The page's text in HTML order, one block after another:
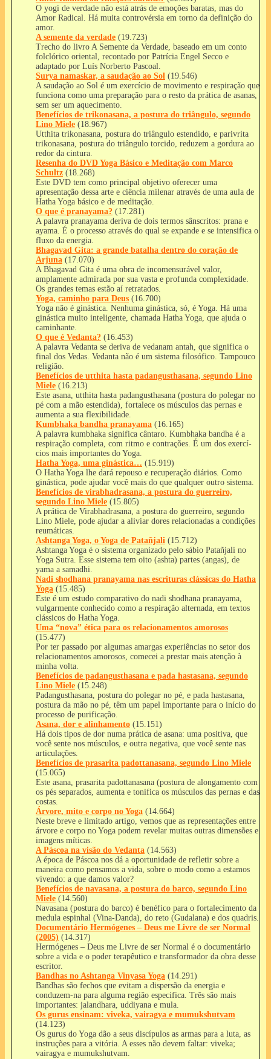
O yogi de verdade não está atrás de emoções baratas, mas do
Amor Radical. Há muita controvérsia em torno da definição do
amor.
A semente da verdade (19.723)
Trecho do livro A Semente da Verdade, baseado em um conto
folclórico oriental, recontado por Patrícia Engel Secco e
adaptado por Luís Norberto Pascoal.
Surya namaskar, a saudação ao Sol (19.546)
A saudação ao Sol é um exercício de movimento e respiração que
funciona como uma preparação para o resto da prática de asanas,
sem ser um aquecimento.
Benefícios de trikonasana, a postura do triângulo, segundo
Lino Miele (18.967)
Utthita trikonasana, postura do triângulo estendido, e parivrita
trikonasana, postura do triângulo torcido, reduzem a gordura ao
redor da cintura.
Resenha do DVD Yoga Básico e Meditação com Marco
Schultz (18.268)
Este DVD tem como principal objetivo oferecer uma
apresentação dessa arte e ciência milenar através de uma aula de
Hatha Yoga básico e de meditação.
O que é pranayama? (17.281)
A palavra pranayama deriva de dois termos sânscritos: prana e
ayama. É o processo através do qual se expande e se intensifica o
fluxo da energia.
Bhagavad Gita: a grande batalha dentro do coração de
Arjuna (17.070)
A Bhagavad Gita é uma obra de incomensurável valor,
amplamente admirada por sua vasta e profunda complexidade.
Os grandes temas estão aí­ retratados.
Yoga, caminho para Deus (16.700)
Yoga não é ginástica. Nenhuma ginástica, só, é Yoga. Há uma
ginástica muito inteligente, chamada Hatha Yoga, que ajuda o
caminhante.
O que é Vedanta? (16.453)
A palavra Vedanta se deriva de vedanam antah, que significa o
final dos Vedas. Vedanta não é um sistema filosófico. Tampouco
religião.
Benefícios de utthita hasta padangusthasana, segundo Lino
Miele (16.213)
Este asana, utthita hasta padangusthasana (postura do polegar no
pé com a mão estendida), fortalece os músculos das pernas e
aumenta a sua flexibilidade.
Kumbhaka bandha pranayama (16.165)
A palavra kumbhaka significa cântaro. Kumbhaka bandha é a
respiração completa, com ritmo e contrações. É um dos exercí­
cios mais importantes do Yoga.
Hatha Yoga, uma ginástica… (15.919)
O Hatha Yoga lhe dará repouso e recuperação diários. Como
ginástica, pode ajudar você mais do que qualquer outro sistema.
Benefícios de virabhadrasana, a postura do guerreiro,
segundo Lino Miele (15.805)
A prática de Virabhadrasana, a postura do guerreiro, segundo
Lino Miele, pode ajudar a aliviar dores relacionadas a condições
reumáticas.
Ashtanga Yoga, o Yoga de Patañjali (15.712)
Ashtanga Yoga é o sistema organizado pelo sábio Patañjali no
Yoga Sutra. Esse sistema tem oito (ashta) partes (angas), de
yama a samadhi.
Nadi shodhana pranayama nas escrituras clássicas do Hatha
Yoga (15.485)
Este é um estudo comparativo do nadi shodhana pranayama,
vulgarmente conhecido como a respiração alternada, em textos
clássicos do Hatha Yoga.
Uma “nova” ética para os relacionamentos amorosos
(15.477)
Por ter passado por algumas amargas experiências no setor dos
relacionamentos amorosos, comecei a prestar mais atenção à
minha volta.
Benefícios de padangusthasana e pada hastasana, segundo
Lino Miele (15.248)
Padangusthasana, postura do polegar no pé, e pada hastasana,
postura da mão no pé, têm um papel importante para o início do
processo de purificação.
Asana, dor e alinhamento (15.151)
Há dois tipos de dor numa prática de asana: uma positiva, que
você sente nos músculos, e outra negativa, que você sente nas
articulações.
Benefícios de prasarita padottanasana, segundo Lino Miele
(15.065)
Este asana, prasarita padottanasana (postura de alongamento com
os pés separados, aumenta e tonifica os músculos das pernas e das
costas.
Árvore, mito e corpo no Yoga (14.664)
Neste breve e limitado artigo, vemos que as representações entre
árvore e corpo no Yoga podem revelar muitas outras dimensões e
imagens míticas.
A Páscoa na visão do Vedanta (14.563)
A época de Páscoa nos dá a oportunidade de refletir sobre a
maneira como pensamos a vida, sobre o modo como a estamos
vivendo: a que damos valor?
Benefícios de navasana, a postura do barco, segundo Lino
Miele (14.560)
Navasana (postura do barco) é benéfico para o fortalecimento da
medula espinhal (Vina-Danda), do reto (Gudalana) e dos quadris.
Documentário Hermógenes – Deus me Livre de ser Normal
(2005) (14.317)
Hermógenes – Deus me Livre de ser Normal é o documentário
sobre a vida e o poder terapêutico e transformador da obra desse
escritor.
Bandhas no Ashtanga Vinyasa Yoga (14.291)
Bandhas são fechos que evitam a dispersão da energia e
conduzem-na para alguma região especifica. Três são mais
importantes: jalandhara, uddiyana e mula.
Os gurus ensinam: viveka, vairagya e mumukshutvam
(14.123)
Os gurus do Yoga dão a seus discípulos as armas para a luta, as
instruções para a vitória. A esses não devem faltar: viveka;
vairagya e mumukshutvam.